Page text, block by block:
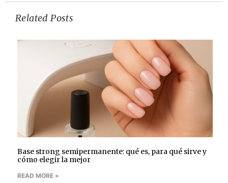
Related Posts
Base strong semipermanente: qué es, para qué sirve y
cómo elegir la mejor
READ MORE »